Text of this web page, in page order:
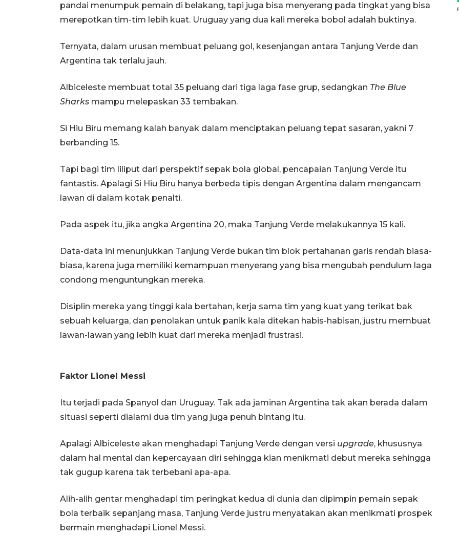
pandai menumpuk pemain di belakang, tapi juga bisa menyerang pada tingkat yang bisa
merepotkan tim-tim lebih kuat. Uruguay yang dua kali mereka bobol adalah buktinya.
Ternyata, dalam urusan membuat peluang gol, kesenjangan antara Tanjung Verde dan
Argentina tak terlalu jauh.
Albiceleste membuat total 35 peluang dari tiga laga fase grup, sedangkan The Blue
Sharks mampu melepaskan 33 tembakan.
Si Hiu Biru memang kalah banyak dalam menciptakan peluang tepat sasaran, yakni 7
berbanding 15.
Tapi bagi tim liliput dari perspektif sepak bola global, pencapaian Tanjung Verde itu
fantastis. Apalagi Si Hiu Biru hanya berbeda tipis dengan Argentina dalam mengancam
lawan di dalam kotak penalti.
Pada aspek itu, jika angka Argentina 20, maka Tanjung Verde melakukannya 15 kali.
Data-data ini menunjukkan Tanjung Verde bukan tim blok pertahanan garis rendah biasa-
biasa, karena juga memiliki kemampuan menyerang yang bisa mengubah pendulum laga
condong menguntungkan mereka.
Disiplin mereka yang tinggi kala bertahan, kerja sama tim yang kuat yang terikat bak
sebuah keluarga, dan penolakan untuk panik kala ditekan habis-habisan, justru membuat
lawan-lawan yang lebih kuat dari mereka menjadi frustrasi.
Faktor Lionel Messi
Itu terjadi pada Spanyol dan Uruguay. Tak ada jaminan Argentina tak akan berada dalam
situasi seperti dialami dua tim yang juga penuh bintang itu.
Apalagi Albiceleste akan menghadapi Tanjung Verde dengan versi upgrade, khususnya
dalam hal mental dan kepercayaan diri sehingga kian menikmati debut mereka sehingga
tak gugup karena tak terbebani apa-apa.
Alih-alih gentar menghadapi tim peringkat kedua di dunia dan dipimpin pemain sepak
bola terbaik sepanjang masa, Tanjung Verde justru menyatakan akan menikmati prospek
bermain menghadapi Lionel Messi.
Awas penipuan berbasis AI